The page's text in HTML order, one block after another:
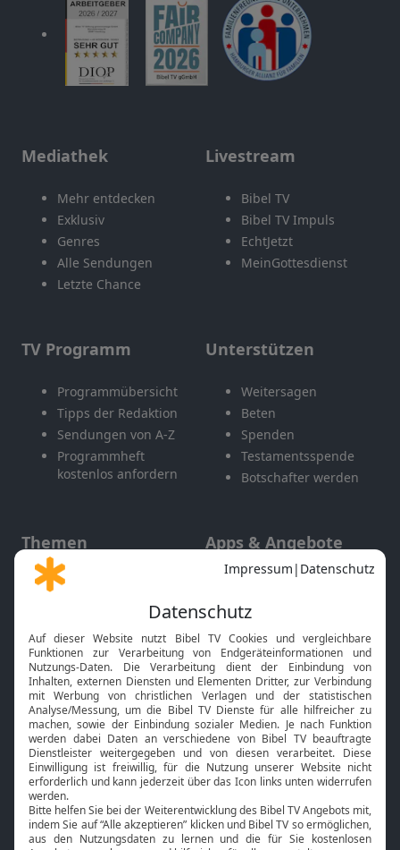
Mediathek
Mehr entdecken
Exklusiv
Genres
Alle Sendungen
Letzte Chance
Livestream
Bibel TV
Bibel TV Impuls
EchtJetzt
MeinGottesdienst
TV Programm
Programmübersicht
Tipps der Redaktion
Sendungen von A-Z
Programmheft
kostenlos anfordern
Unterstützen
Weitersagen
Beten
Spenden
Testamentsspende
Botschafter werden
Themen
Gott und Bibel erklärt
Neuigkeiten
Apps & Angebote
Mobile App
Smart TV
HbbTV
Bibelthek Online-Bibel
Nächster Gottesdienst
Bibel TV
Über uns
Jobs
Service
Kontakt
TV-Empfang